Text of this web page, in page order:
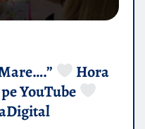
Hora
YouTube